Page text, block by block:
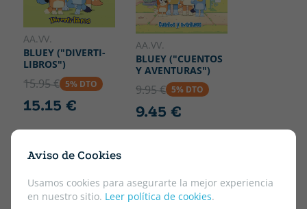
Aviso de Cookies
Usamos cookies para asegurarte la mejor experiencia
en nuestro sitio. Leer política de cookies.
AA.VV.
BLUEY ("DIVERTI-
LIBROS")
15.95 € 5% DTO
15.15 €
AA.VV.
BLUEY ("CUENTOS
Y AVENTURAS")
9.95 € 5% DTO
9.45 €